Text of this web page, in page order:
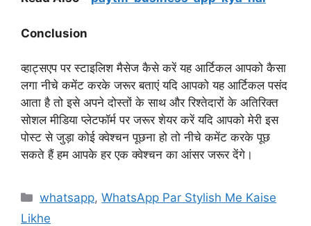
Conclusion
व्हाट्सएप पर स्टाइलिश मैसेज कैसे करें यह आर्टिकल आपको कैसा
लगा नीचे कमेंट करके जरूर बताएं यदि आपको यह आर्टिकल पसंद
आता है तो इसे अपने दोस्तों के साथ और रिश्तेदारों के अतिरिक्त
सोशल मीडिया प्लेटफॉर्म पर जरूर शेयर करें यदि आपको मेरी इस
पोस्ट से जुड़ा कोई क्वेश्चन पूछना हो तो नीचे कमेंट करके पूछ
सकते हैं हम आपके हर एक क्वेश्चन का आंसर जरूर देंगे।
Categories
whatsapp,WhatsApp Par Stylish Me Kaise
Likhe